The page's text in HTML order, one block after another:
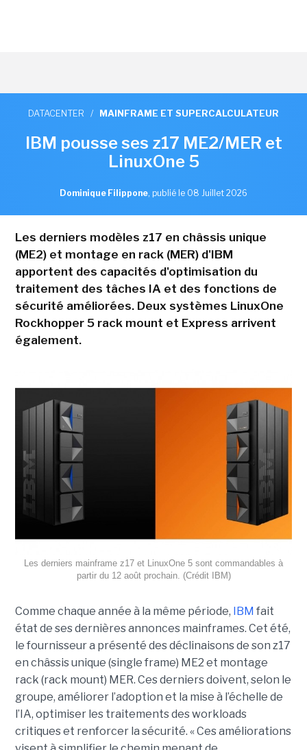
DATACENTER / MAINFRAME ET SUPERCALCULATEUR
IBM pousse ses z17 ME2/MER et
LinuxOne 5
Dominique Filippone, publié le 08 Juillet 2026
Les derniers modèles z17 en châssis unique
(ME2) et montage en rack (MER) d'IBM
apportent des capacités d'optimisation du
traitement des tâches IA et des fonctions de
sécurité améliorées. Deux systèmes LinuxOne
Rockhopper 5 rack mount et Express arrivent
également.
Les derniers mainframe z17 et LinuxOne 5 sont commandables à
partir du 12 août prochain. (Crédit IBM)
Comme chaque année à la même période, IBM fait
état de ses dernières annonces mainframes. Cet été,
le fournisseur a présenté des déclinaisons de son z17
en châssis unique (single frame) ME2 et montage
rack (rack mount) MER. Ces derniers doivent, selon le
groupe, améliorer l’adoption et la mise à l’échelle de
l’IA, optimiser les traitements des workloads
critiques et renforcer la sécurité. « Ces améliorations